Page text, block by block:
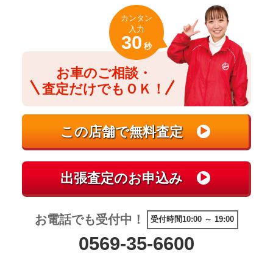
お車のご相談・
査定だけでもＯＫ！
カンタン
入力
30 秒
お電話でも受付中！ 受付時間10:00 ～ 19:00
0569-35-6600